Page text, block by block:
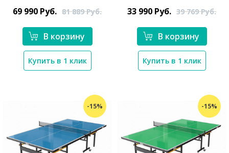
69 990 Руб. 81 889Руб.
В корзину
Купить в 1 клик
33 990 Руб. 39 769Руб.
В корзину
Купить в 1 клик
-15% -15%